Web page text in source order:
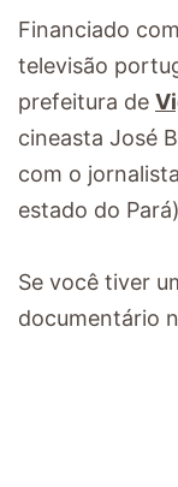
Financiado
televisão
prefeitura de
cineasta José
com o
estado do
Se você tiver
documentário